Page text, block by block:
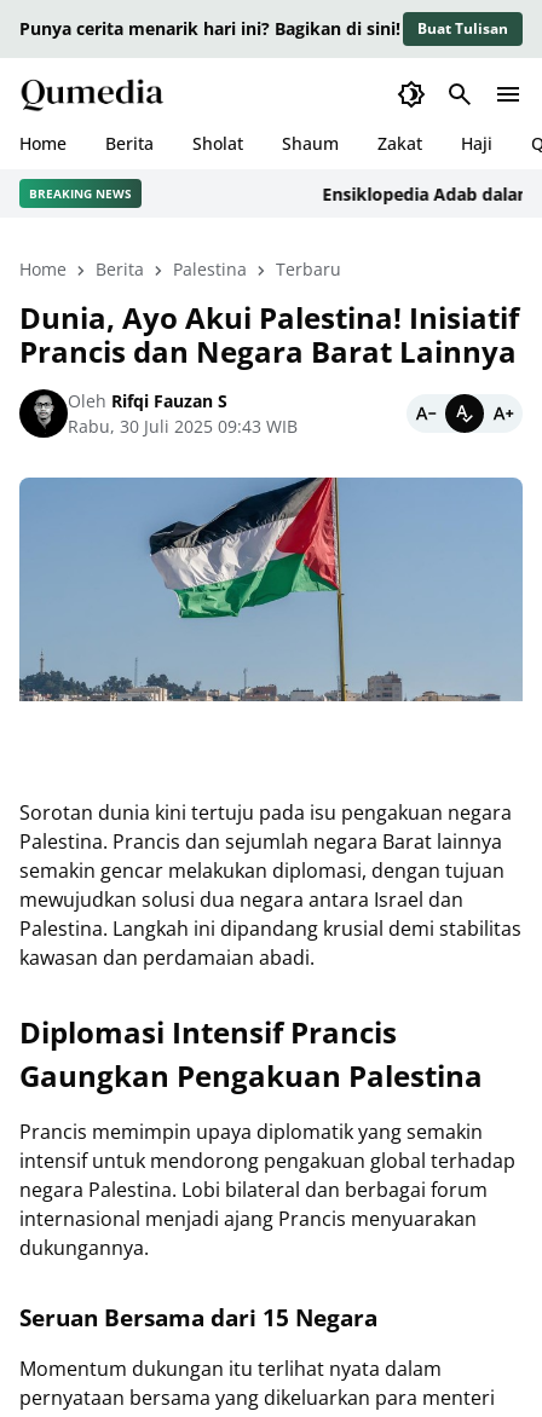
Punya cerita menarik hari ini? Bagikan di sini! Buat Tulisan
Home Berita Sholat Shaum Zakat Haji
BREAKING NEWS Ensiklopedia Adab dalam
Home Berita Palestina Terbaru
Dunia, Ayo Akui Palestina! Inisiatif
Prancis dan Negara Barat Lainnya
Oleh Rifqi Fauzan S
Rabu, 30 Juli 2025 09:43 WIB
Sorotan dunia kini tertuju pada isu pengakuan negara
Palestina. Prancis dan sejumlah negara Barat lainnya
semakin gencar melakukan diplomasi, dengan tujuan
mewujudkan solusi dua negara antara Israel dan
Palestina. Langkah ini dipandang krusial demi stabilitas
kawasan dan perdamaian abadi.
Diplomasi Intensif Prancis
Gaungkan Pengakuan Palestina
Prancis memimpin upaya diplomatik yang semakin
intensif untuk mendorong pengakuan global terhadap
negara Palestina. Lobi bilateral dan berbagai forum
internasional menjadi ajang Prancis menyuarakan
dukungannya.
Seruan Bersama dari 15 Negara
Momentum dukungan itu terlihat nyata dalam
pernyataan bersama yang dikeluarkan para menteri